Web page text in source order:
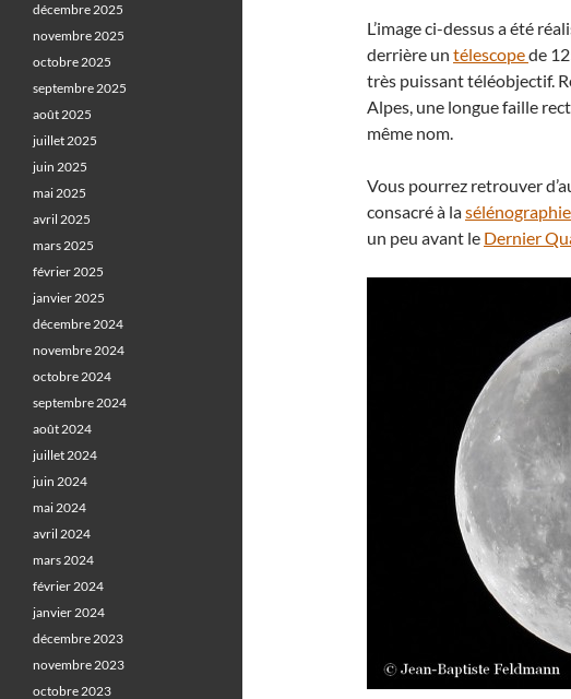
L’image ci-dessus a été
derrière un télescopede
très puissant téléobjectif.
Alpes, une longue faille
même nom.
Vous pourrez retrouver
consacré à lasélénographie
un peu avant le Dernier
décembre 2025
novembre 2025
octobre 2025
septembre 2025
août 2025
juillet 2025
juin 2025
mai 2025
avril 2025
mars 2025
février 2025
janvier 2025
décembre 2024
novembre 2024
octobre 2024
septembre 2024
août 2024
juillet 2024
juin 2024
mai 2024
avril 2024
mars 2024
février 2024
janvier 2024
décembre 2023
novembre 2023
octobre 2023